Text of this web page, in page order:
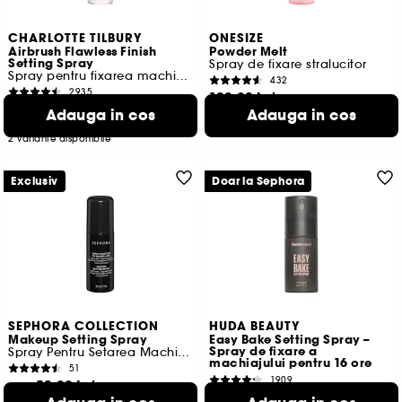
CHARLOTTE TILBURY
Airbrush Flawless Finish
Setting Spray
Spray pentru fixarea machiajului
2935
129,00 Lei
100ml
2 variante disponibile
Adauga in cos
ONESIZE
Powder Melt
Spray de fixare stralucitor
432
190,00 Lei
190,00 Lei /100ml
Adauga in cos
SEPHORA COLLECTION
Makeup Setting Spray
Spray Pentru Setarea Machiajului
51
De la 52,00 Lei
Exclusiv
HUDA BEAUTY
Easy Bake Setting Spray –
Spray de fixare a
machiajului pentru 16 ore
1909
97,00 Lei
Doar la Sephora